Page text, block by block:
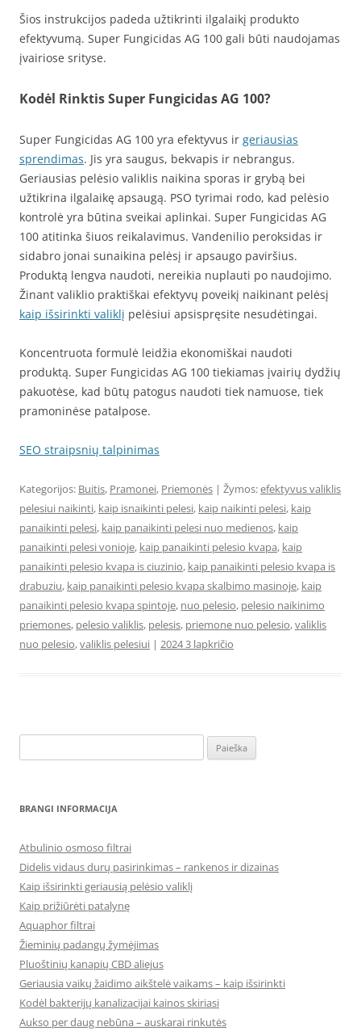
Šios instrukcijos padeda užtikrinti ilgalaikį produkto
efektyvumą. Super Fungicidas AG 100 gali būti naudojamas
įvairiose srityse.
Kodėl Rinktis Super Fungicidas AG 100?
Super Fungicidas AG 100 yra efektyvus ir geriausias
sprendimas. Jis yra saugus, bekvapis ir nebrangus.
Geriausias pelėsio valiklis naikina sporas ir grybą bei
užtikrina ilgalaikę apsaugą. PSO tyrimai rodo, kad pelėsio
kontrolė yra būtina sveikai aplinkai. Super Fungicidas AG
100 atitinka šiuos reikalavimus. Vandenilio peroksidas ir
sidabro jonai sunaikina pelėsį ir apsaugo paviršius.
Produktą lengva naudoti, nereikia nuplauti po naudojimo.
Žinant valiklio praktiškai efektyvų poveikį naikinant pelėsį
kaip išsirinkti valiklį pelėsiui apsispręsite nesudėtingai.
Koncentruota formulė leidžia ekonomiškai naudoti
produktą. Super Fungicidas AG 100 tiekiamas įvairių dydžių
pakuotėse, kad būtų patogus naudoti tiek namuose, tiek
pramoninėse patalpose.
SEO straipsnių talpinimas
Kategorijos: Buitis, Pramonei, Priemonės | Žymos:efektyvus valiklis
pelesiui naikinti, kaip isnaikinti pelesi, kaip naikinti pelesi, kaip
panaikinti pelesi, kaip panaikinti pelesi nuo medienos, kaip
panaikinti pelesi vonioje, kaip panaikinti pelesio kvapa, kaip
panaikinti pelesio kvapa is ciuzinio, kaip panaikinti pelesio kvapa is
drabuziu, kaip panaikinti pelesio kvapa skalbimo masinoje, kaip
panaikinti pelesio kvapa spintoje, nuo pelesio, pelesio naikinimo
priemones, pelesio valiklis, pelesis, priemone nuo pelesio,valiklis
nuo pelesio,valiklis pelesiui | 2024 3 lapkričio
BRANGI INFORMACIJA
Atbulinio osmoso filtrai
Didelis vidaus durų pasirinkimas – rankenos ir dizainas
Kaip išsirinkti geriausią pelėsio valiklį
Kaip prižiūrėti patalynę
Aquaphor filtrai
Žieminių padangų žymėjimas
Pluoštinių kanapių CBD aliejus
Geriausia vaikų žaidimo aikštelė vaikams – kaip išsirinkti
Kodėl bakterijų kanalizacijai kainos skiriasi
Aukso per daug nebūna – auskarai rinkutės